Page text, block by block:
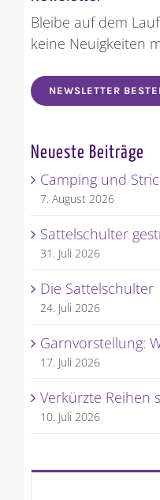
Bleibe auf dem
keine Neuigkeiten
NEWSLETTER
Neueste Beiträge
Camping und
7. August 2026
Sattelschulter
31. Juli 2026
Die Sattelschulter
24. Juli 2026
Garnvorstellung:
17. Juli 2026
Verkürzte Reihen
10. Juli 2026